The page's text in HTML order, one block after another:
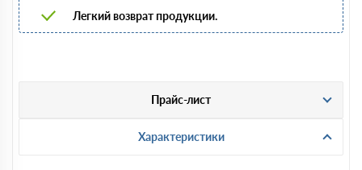
Легкий возврат продукции.
Прайс-лист
Характеристики